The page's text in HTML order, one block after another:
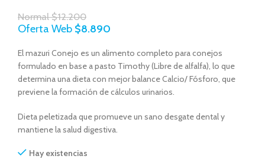
Normal$12.200
Oferta Web $8.890
El mazuri Conejo es un alimento completo para conejos
formulado en base a pasto Timothy (Libre de alfalfa), lo que
determina una dieta con mejor balance Calcio/ Fósforo, que
previene la formación de cálculos urinarios.
Dieta peletizada que promueve un sano desgate dental y
mantiene la salud digestiva.
Hay existencias